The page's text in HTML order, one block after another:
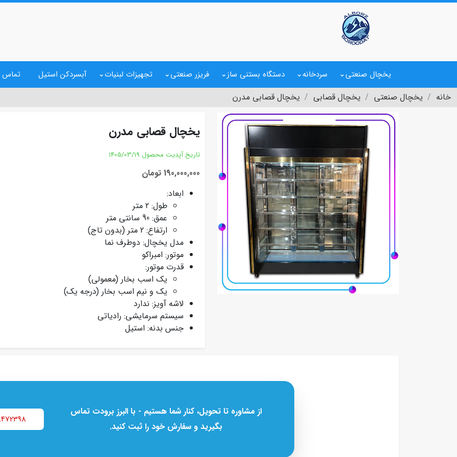
یخچال صنعتی سردخانه دستگاه بستنی ساز فریزر صنعتی تجهیزات لبنیات آبسردکن استیل تماس
خانه یخچال صنعتی یخچال قصابی یخچال قصابی مدرن
یخچال قصابی مدرن
تاریخ آپدیت محصول 1405/03/19
190,000,000 تومان
ابعاد:
طول: 2 متر
عمق: 90 سانتی متر
ارتفاع: 2 متر (بدون تاج)
مدل یخچال: دوطرف نما
موتور: امبراکو
قدرت موتور:
یک اسب بخار (معمولی)
یک و نیم اسب بخار (درجه یک)
لاشه آویز: ندارد
سیستم سرمایشی: رادیاتی
جنس بدنه: استیل
از مشاوره تا تحویل، کنار شما هستیم - با البرز برودت تماس
بگیرید و سفارش خود را ثبت کنید.